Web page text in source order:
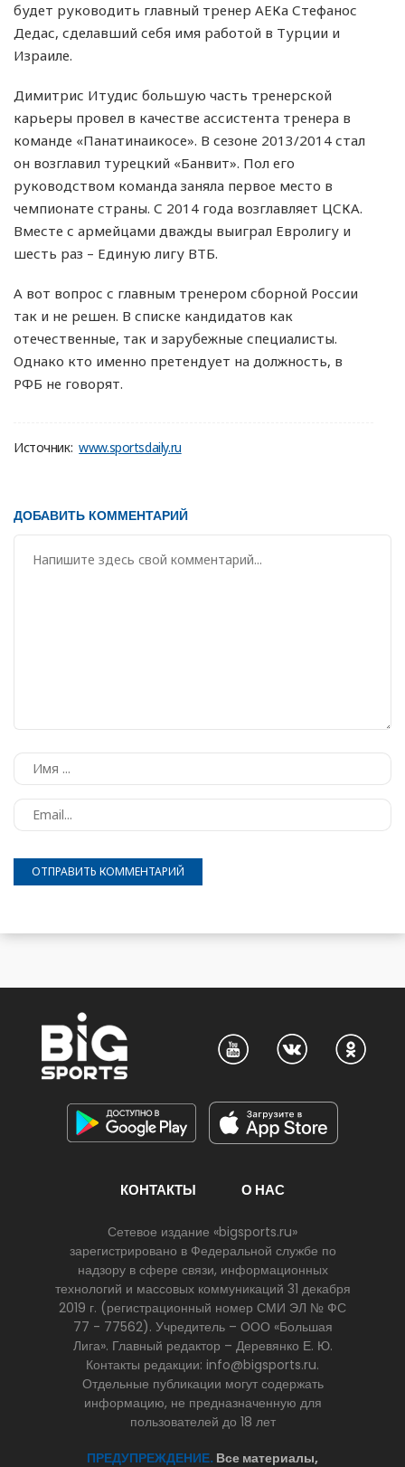
будет руководить главный тренер АЕКа Стефанос
Дедас, сделавший себя имя работой в Турции и
Израиле.
Димитрис Итудис большую часть тренерской
карьеры провел в качестве ассистента тренера в
команде «Панатинаикосе». В сезоне 2013/2014 стал
он возглавил турецкий «Банвит». Пол его
руководством команда заняла первое место в
чемпионате страны. С 2014 года возглавляет ЦСКА.
Вместе с армейцами дважды выиграл Евролигу и
шесть раз – Единую лигу ВТБ.
А вот вопрос с главным тренером сборной России
так и не решен. В списке кандидатов как
отечественные, так и зарубежные специалисты.
Однако кто именно претендует на должность, в
РФБ не говорят.
Источник: www.sportsdaily.ru
ДОБАВИТЬ КОММЕНТАРИЙ
КОНТАКТЫ О НАС
Сетевое издание «bigsports.ru»
зарегистрировано в Федеральной службе по
надзору в сфере связи, информационных
технологий и массовых коммуникаций 31 декабря
2019 г. (регистрационный номер СМИ ЭЛ № ФС
77 - 77562). Учредитель – ООО «Большая
Лига». Главный редактор – Деревянко Е. Ю.
Контакты редакции: info@bigsports.ru.
Отдельные публикации могут содержать
информацию, не предназначенную для
пользователей до 18 лет
ПРЕДУПРЕЖДЕНИЕ. Все материалы,